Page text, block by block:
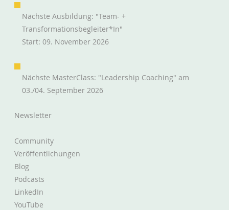
Newsletter
Community
Veröffentlichungen
Blog
Podcasts
LinkedIn
YouTube
Nächste Ausbildung: "Team- +
Transformationsbegleiter*in"
Start: 09. November 2026
Nächste MasterClass: "Leadership Coaching" am
03./04. September 2026